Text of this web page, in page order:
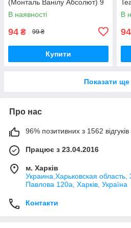
(Монталь Ванілу Абсолют) 9
мл
В наявності
94 ₴ 99 ₴
Купити
В
94
Показати ще
Про нас
96% позитивних з 1562 відгуків
Працює з 23.04.2016
м. Харків
Украина,Харьковская
Павлова 120а, Харків, Україна
Контакти